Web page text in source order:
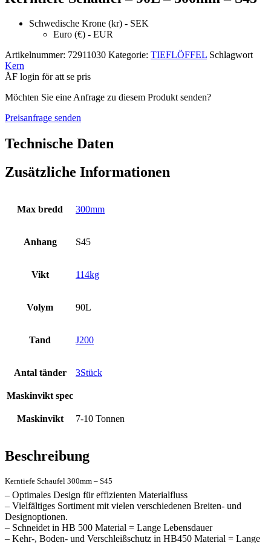
Schwedische Krone (kr) - SEK
Euro (€) - EUR
Artikelnummer: 72911030 Kategorie: TIEFLÖFFEL Schlagwort
Kern
ÅF login för att se pris
Möchten Sie eine Anfrage zu diesem Produkt senden?
Preisanfrage senden
Technische Daten
Zusätzliche Informationen
Max bredd 300mm
Anhang S45
Vikt 114kg
Volym 90L
Tand J200
Antal tänder 3Stück
Maskinvikt spec
Maskinvikt 7-10 Tonnen
Beschreibung
Kerntiefe Schaufel 300mm – S45
– Optimales Design für effizienten Materialfluss
– Vielfältiges Sortiment mit vielen verschiedenen Breiten- und
Designoptionen.
– Schneidet in HB 500 Material = Lange Lebensdauer
– Kehr-, Boden- und Verschleißschutz in HB450 Material = Lange